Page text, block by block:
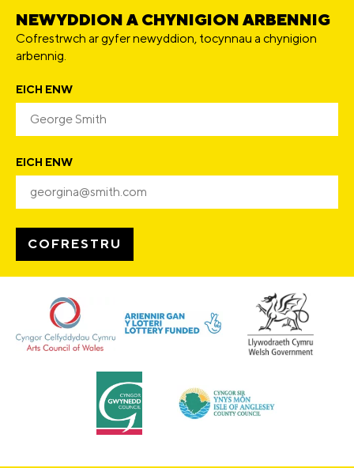
NEWYDDION A CHYNIGION ARBENNIG
Cofrestrwch ar gyfer newyddion, tocynnau a chynigion
arbennig.
EICH ENW
EICH ENW